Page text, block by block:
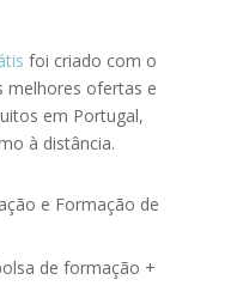
foi criado com o
melhores ofertas e
em Portugal,
à distância.
e Formação de
de formação +